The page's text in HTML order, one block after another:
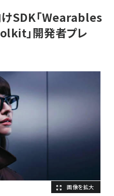
SDK「Wearables
」開発者プレ